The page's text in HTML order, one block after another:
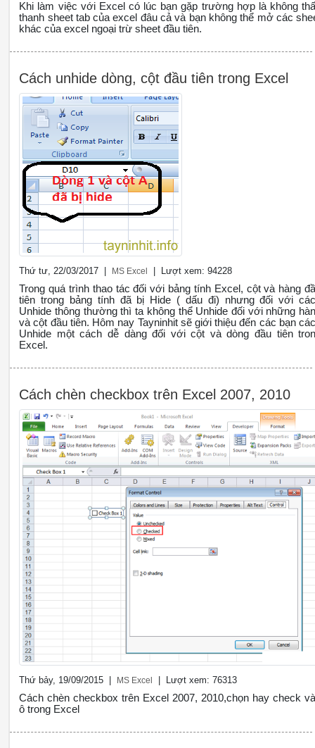
Khi làm việc với Excel có lúc bạn gặp trường hợp là không
thanh sheet tab của excel đâu cả và bạn không thể mở các
khác của excel ngoại trừ sheet đầu tiên.
Cách unhide dòng, cột đầu tiên trong Excel
Thứ tư, 22/03/2017 | MS Excel | Lượt xem: 94228
Trong quá trình thao tác đối với bảng tính Excel, cột và hàng
tiên trong bảng tính đã bị Hide ( dấu đi) nhưng đối với
Unhide thông thường thì ta không thể Unhide đối với những
và cột đầu tiên. Hôm nay Tayninhit sẽ giới thiệu đến các bạn
Unhide một cách dễ dàng đối với cột và dòng đầu tiên
Excel.
Cách chèn checkbox trên Excel 2007, 2010
Thứ bảy, 19/09/2015 | MS Excel | Lượt xem: 76313
Cách chèn checkbox trên Excel 2007, 2010,chọn hay check
ô trong Excel